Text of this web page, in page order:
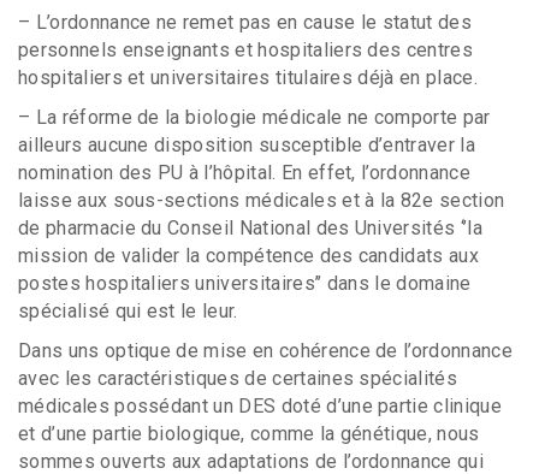
– L’ordonnance ne remet pas en cause le statut des
personnels enseignants et hospitaliers des centres
hospitaliers et universitaires titulaires déjà en place.
– La réforme de la biologie médicale ne comporte par
ailleurs aucune disposition susceptible d’entraver la
nomination des PU à l’hôpital. En effet, l’ordonnance
laisse aux sous-sections médicales et à la 82e section
de pharmacie du Conseil National des Universités ‘’la
mission de valider la compétence des candidats aux
postes hospitaliers universitaires’’ dans le domaine
spécialisé qui est le leur.
Dans uns optique de mise en cohérence de l’ordonnance
avec les caractéristiques de certaines spécialités
médicales possédant un DES doté d’une partie clinique
et d’une partie biologique, comme la génétique, nous
sommes ouverts aux adaptations de l’ordonnance qui